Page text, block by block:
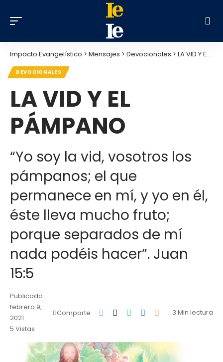
Impacto Evangelístico > Mensajes > Devocionales > LA VID Y EL PÁMPANO
DEVOCIONALES
LA VID Y EL
PÁMPANO
“Yo soy la vid, vosotros los
pámpanos; el que
permanece en mí, y yo en él,
éste lleva mucho fruto;
porque separados de mí
nada podéis hacer”. Juan
15:5
Publicado
febrero 9,
2021
5 Vistas
Comparte 3 Min lectura